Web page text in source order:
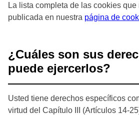
La lista completa de las cookies que
publicada en nuestra página de
¿Cuáles son sus
puede ejercerlos?
Usted tiene derechos específicos
virtud del Capítulo III (Artículos 14-